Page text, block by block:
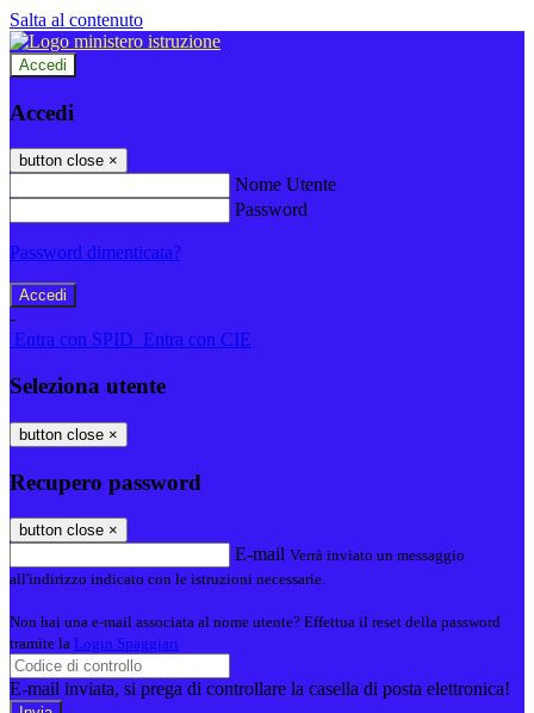
Salta al contenuto
Accedi
Accedi
button close ×
Nome Utente
Password
Password dimenticata?
-
Entra con SPID Entra con CIE
Seleziona utente
button close ×
Recupero password
button close ×
E-mail Verrà inviato un messaggio
all'indirizzo indicato con le istruzioni necessarie.
Non hai una e-mail associata al nome utente? Effettua il reset della password
tramite la Login Spaggiari
E-mail inviata, si prega di controllare la casella di posta elettronica!